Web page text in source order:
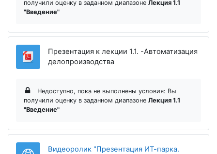
получили оценку в заданном диапазоне Лекция 1.1
"Введение"
Презентация к лекции 1.1. -Автоматизация
делопроизводстваФайл
Недоступно, пока не выполнены условия: Вы
получили оценку в заданном диапазоне Лекция 1.1
"Введение"
Видеоролик "Презентация ИТ-парка.